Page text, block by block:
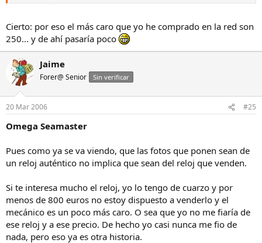
Cierto: por eso el más caro que yo he comprado en la red son
250... y de ahí pasaría poco
Jaime
Forer@ Senior Sin verificar
20 Mar 2006 #25
Omega Seamaster
Pues como ya se va viendo, que las fotos que ponen sean de
un reloj auténtico no implica que sean del reloj que venden.
Si te interesa mucho el reloj, yo lo tengo de cuarzo y por
menos de 800 euros no estoy dispuesto a venderlo y el
mecánico es un poco más caro. O sea que yo no me fiaría de
ese reloj y a ese precio. De hecho yo casi nunca me fio de
nada, pero eso ya es otra historia.